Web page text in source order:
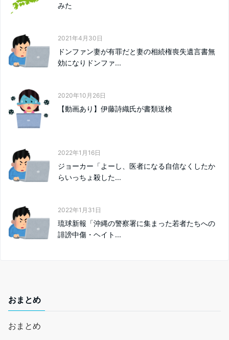
みた
2021年4月30日
ドンファン妻が有罪だと妻の相続権喪失遺言書無
効になりドンファ...
2020年10月26日
【動画あり】伊藤詩織氏が書類送検
2022年1月16日
ジョーカー「よーし、医者になる自信なくしたか
らいっちょ殺した...
2022年1月31日
琉球新報「沖縄の警察署に集まった若者たちへの
誹謗中傷・ヘイト...
おまとめ
おまとめ